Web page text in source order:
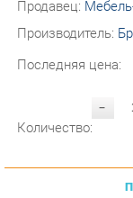
Производитель:
Последняя цена:
-